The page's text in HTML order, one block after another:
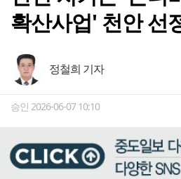
확산사업' 천안 선
정철희 기자
승인 2026-06-07 10:10